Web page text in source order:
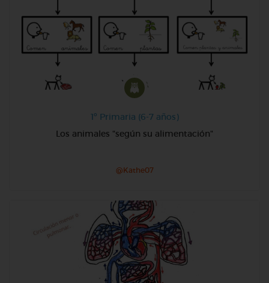
1º Primaria (6-7 años)
Los animales "según su alimentación"
@Kathe07